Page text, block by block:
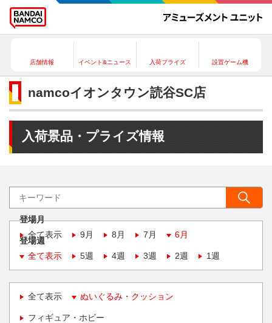
店舗情報 イベント&ニュース 入荷プライズ 設置ゲーム機
namcoイオンタウン読谷SC店
入荷景品・プライズ情報
登場月
全て表示
9月 8月 7月 6月
登場週
全て表示
5週 4週 3週 2週 1週
全て表示 ぬいぐるみ・クッション
フィギュア・ホビー